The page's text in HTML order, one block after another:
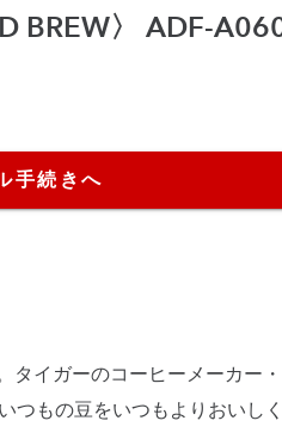
BREW〉 ADF-
手続きへ
イガーのコーヒーメーカー
つもの豆をいつもよりおいし